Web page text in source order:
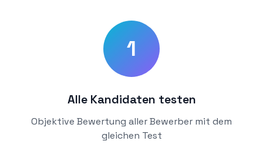
1
Alle Kandidaten testen
Objektive Bewertung aller Bewerber mit dem
gleichen Test